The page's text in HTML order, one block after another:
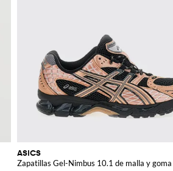
ASICS
Zapatillas Gel-Nimbus 10.1 de malla y goma